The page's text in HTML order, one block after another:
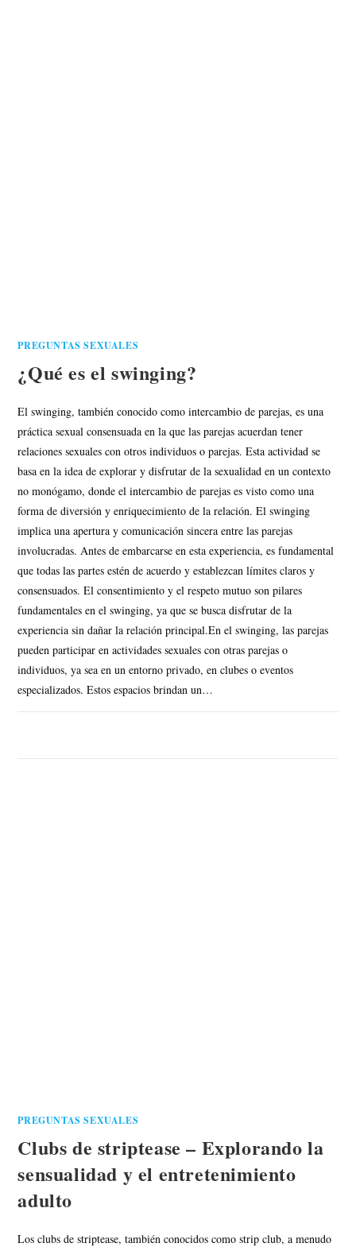
PREGUNTAS SEXUALES
¿Qué es el swinging?
El swinging, también conocido como intercambio de parejas, es una
práctica sexual consensuada en la que las parejas acuerdan tener
relaciones sexuales con otros individuos o parejas. Esta actividad se
basa en la idea de explorar y disfrutar de la sexualidad en un contexto
no monógamo, donde el intercambio de parejas es visto como una
forma de diversión y enriquecimiento de la relación. El swinging
implica una apertura y comunicación sincera entre las parejas
involucradas. Antes de embarcarse en esta experiencia, es fundamental
que todas las partes estén de acuerdo y establezcan límites claros y
consensuados. El consentimiento y el respeto mutuo son pilares
fundamentales en el swinging, ya que se busca disfrutar de la
experiencia sin dañar la relación principal.En el swinging, las parejas
pueden participar en actividades sexuales con otras parejas o
individuos, ya sea en un entorno privado, en clubes o eventos
especializados. Estos espacios brindan un…
PREGUNTAS SEXUALES
Clubs de striptease – Explorando la
sensualidad y el entretenimiento
adulto
Los clubs de striptease, también conocidos como strip club, a menudo